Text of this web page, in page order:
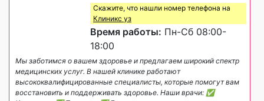
Скажите, что нашли номер телефона на
Клиникс уз
Время работы: Пн-Сб 08:00-
18:00
Мы заботимся о вашем здоровье и предлагаем широкий спектр
медицинских услуг. В нашей клинике работают
высококвалифицированные специалисты, которые помогут вам
восстановить и поддерживать здоровье. Наши врачи: ✅